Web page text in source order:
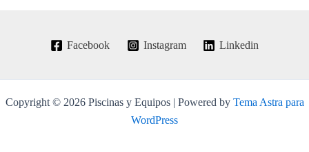
Facebook Instagram Linkedin
Copyright © 2026 Piscinas y Equipos | Powered by Tema Astra para
WordPress